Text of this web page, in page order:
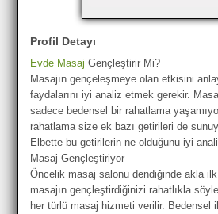
Profil Detayı
Evde Masaj Gençleştirir Mi?
Masajın gençeleşmeye olan etkisini
faydalarını iyi analiz etmek gerekir.
sadece bedensel bir rahatlama
rahatlama size ek bazı getirileri de
Elbette bu getirilerin ne olduğunu iyi
Masaj Gençleştiriyor
Öncelik masaj salonu dendiğinde akla
masajın gençleştirdiğinizi rahatlıkla
her türlü masaj hizmeti verilir. Bedensel